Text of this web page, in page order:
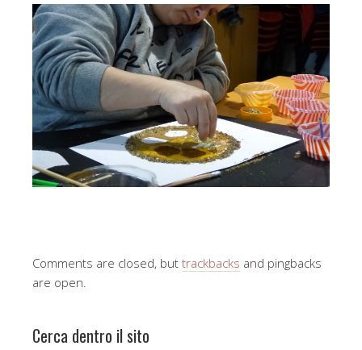
Comments are closed, but trackbacks and pingbacks
are open.
Cerca dentro il sito